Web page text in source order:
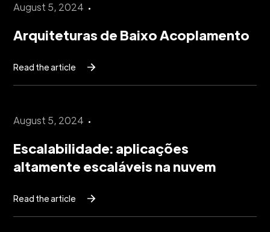
August 5, 2024
Arquiteturas de Baixo Acoplamento
Read the article
August 5, 2024
Escalabilidade: aplicações
altamente escaláveis na nuvem
Read the article